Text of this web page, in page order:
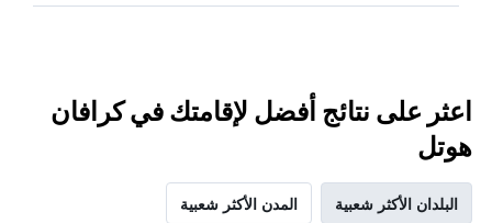
اعثر على نتائج أفضل لإقامتك في كرافان
هوتل
البلدان الأكثر شعبية المدن الأكثر شعبية